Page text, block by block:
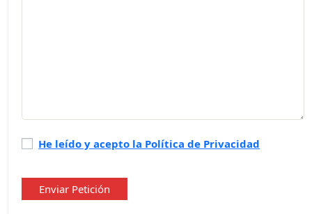
Política
privacidad*
He leído y acepto la Política de Privacidad
Enviar Petición